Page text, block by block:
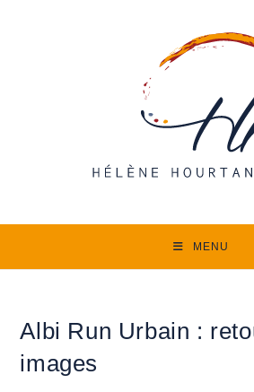
MENU
Albi Run Urbain :
images